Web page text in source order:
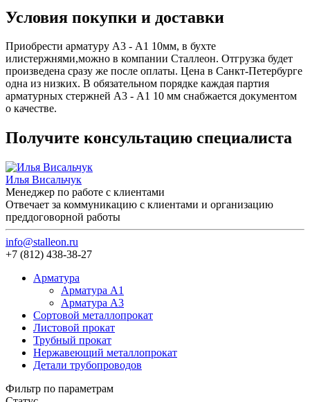
Условия покупки и доставки
Приобрести арматуру А3 - А1 10мм, в бухте
илистержнями,можно в компании Сталлеон. Отгрузка будет
произведена сразу же после оплаты. Цена в Санкт-Петербурге
одна из низких. В обязательном порядке каждая партия
арматурных стержней А3 - А1 10 мм снабжается документом
о качестве.
Получите консультацию специалиста
Илья Висальчук
Менеджер по работе с клиентами
Отвечает за коммуникацию с клиентами и организацию
преддоговорной работы
info@stalleon.ru
+7 (812) 438-38-27
Арматура
Арматура A1
Арматура А3
Сортовой металлопрокат
Листовой прокат
Трубный прокат
Нержавеющий металлопрокат
Детали трубопроводов
Фильтр по параметрам